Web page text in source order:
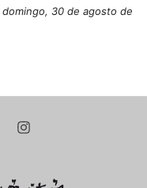
30 de agosto de